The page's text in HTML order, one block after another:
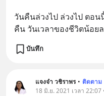
วันคืนล่วงไป ล่วงไป ตอน
คืน วันเวลาของชีวิตน้อย
บันทึก
แจงจ๋า วชิราพร • ติดตาม
18 มิ.ย. 2021 เวลา 22:07